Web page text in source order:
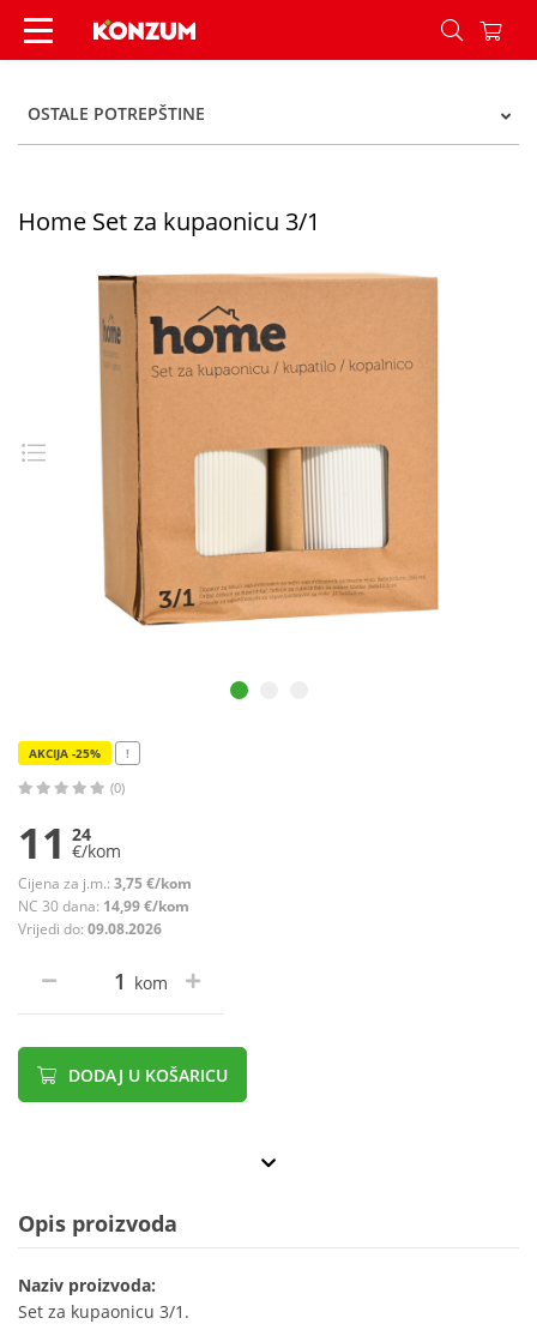
Home Set za kupaonicu 3/1 - Konzum
OSTALE POTREPŠTINE
Home Set za kupaonicu 3/1
AKCIJA -25% !
(0)
11 24
€/kom
Cijena za j.m.: 3,75 €/kom
NC 30 dana: 14,99 €/kom
Vrijedi do: 09.08.2026
kom
DODAJ U KOŠARICU
Opis proizvoda
Naziv proizvoda:
Set za kupaonicu 3/1.